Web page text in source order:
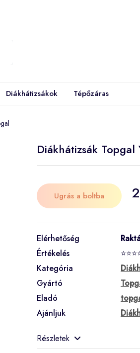
Diákhátizsákok Tépőzáras
Diákhátizsák Topgal
Ugrás a boltba
Elérhetőség
Értékelés
Kategória
Gyártó
Eladó
Ajánljuk
Részletek